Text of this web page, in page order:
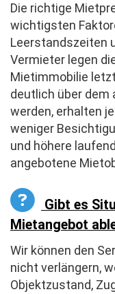
Die richtige
wichtigsten
Leerstandszeiten
Vermieter legen
Mietimmobilie
deutlich über
werden, erhalten
weniger
und höhere
angebotene
Gibt es
Mietangebot
Wir können den
nicht verlängern,
Objektzustand,